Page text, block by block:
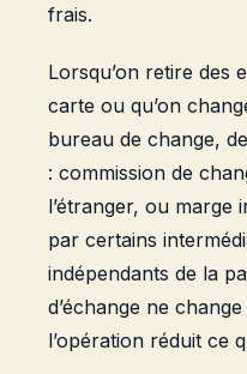
frais.
Lorsqu’on retire des
carte ou qu’on
bureau de change,
: commission de
l’étranger, ou marge
par certains
indépendants de la
d’échange ne
l’opération réduit ce